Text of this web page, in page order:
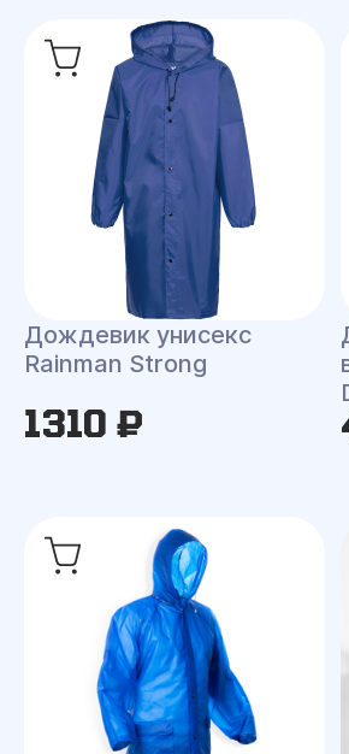
Дождевик унисекс
Rainman Strong
1310 ₽